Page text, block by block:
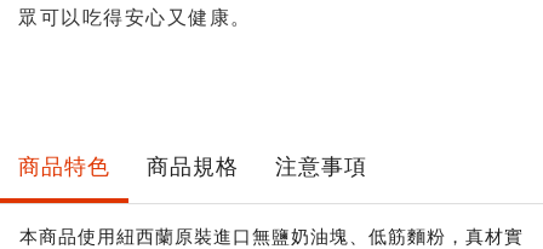
眾可以吃得安心又健康。
商品特色 商品規格 注意事項
本商品使用紐西蘭原裝進口無鹽奶油塊、低筋麵粉，真材實